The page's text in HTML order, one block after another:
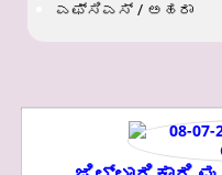
ಎಫ್‌ಸಿಎಸ್ / ಅಹರಾ